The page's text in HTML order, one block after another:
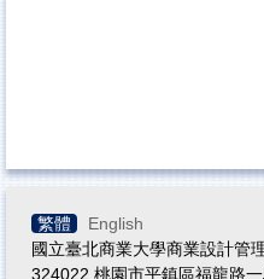
繁體
English
國立臺北商業大學商業設計管
324022 桃園市平鎮區福龍路